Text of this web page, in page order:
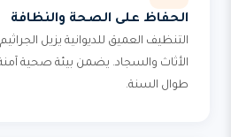
الحفاظ على الصحة والنظافة
التنظيف العميق للديوانية يزيل
الأثاث والسجاد. يضمن بيئة صحية
طوال السنة.